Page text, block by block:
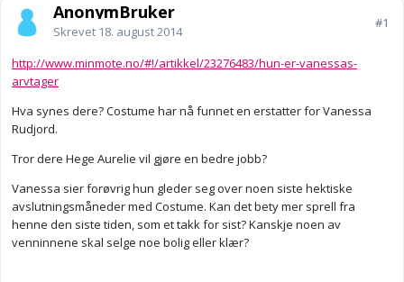
AnonymBruker
Skrevet 18. august 2014
#1
http://www.minmote.no/#!/artikkel/23276483/hun-er-vanessas-
arvtager
Hva synes dere? Costume har nå funnet en erstatter for Vanessa
Rudjord.
Tror dere Hege Aurelie vil gjøre en bedre jobb?
Vanessa sier forøvrig hun gleder seg over noen siste hektiske
avslutningsmåneder med Costume. Kan det bety mer sprell fra
henne den siste tiden, som et takk for sist? Kanskje noen av
venninnene skal selge noe bolig eller klær?